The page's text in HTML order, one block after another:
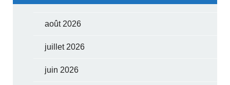
août 2026
juillet 2026
juin 2026